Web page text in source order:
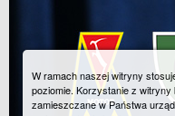
W ramach naszej witryny
poziomie. Korzystanie z
zamieszczane w Państwa